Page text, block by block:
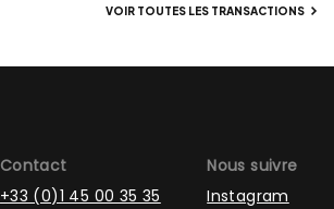
VOIR TOUTES LES TRANSACTIONS
Contact
+33 (0)1 45 00 35 35
Nous suivre
Instagram